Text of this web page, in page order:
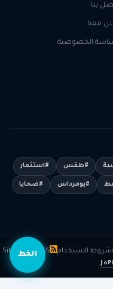
الخط
بنا
معنا
الخصوصية
#طقس #استثمار
#بومرداس #ضحايا
شروط الاستخدام RSS
Sitemap